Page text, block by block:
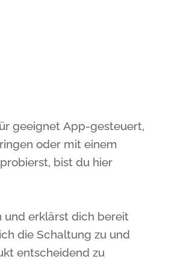
geeignet App-gesteuert,
oder mit einem
bist du hier
und erklärst dich bereit
die Schaltung zu und
entscheidend zu